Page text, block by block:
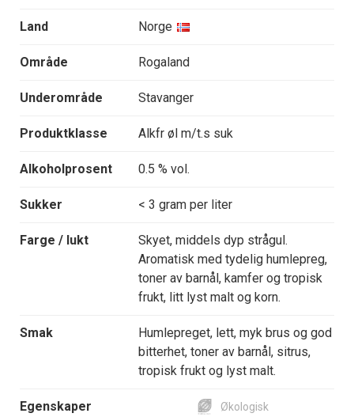
Land Norge
Område Rogaland
Underområde Stavanger
Produktklasse Alkfr øl m/t.s suk
Alkoholprosent 0.5 % vol.
Sukker < 3 gram per liter
Farge / lukt
Skyet, middels dyp strågul.
Aromatisk med tydelig humlepreg,
toner av barnål, kamfer og tropisk
frukt, litt lyst malt og korn.
Smak
Humlepreget, lett, myk brus og god
bitterhet, toner av barnål, sitrus,
tropisk frukt og lyst malt.
Egenskaper Økologisk